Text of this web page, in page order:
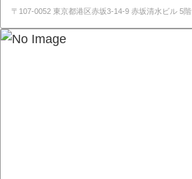
〒107-0052 東京都港区赤坂3-14-9 赤坂清水ビル 5階